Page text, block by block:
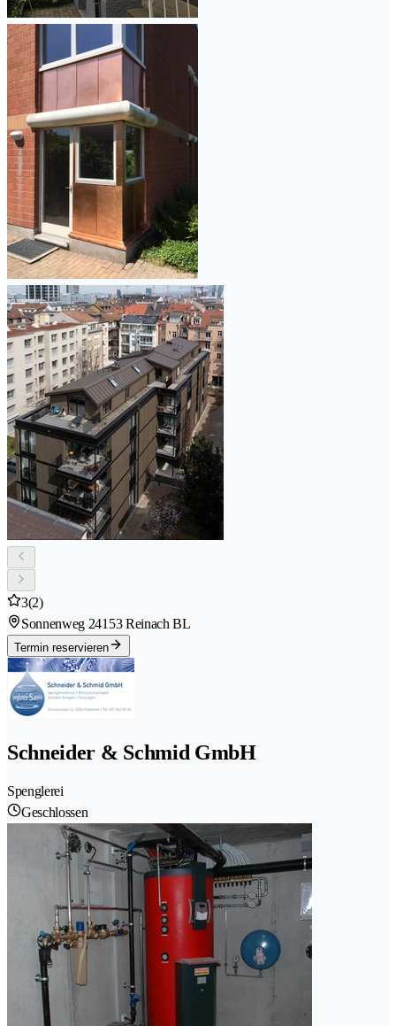
3(2)
Sonnenweg 24153 Reinach BL
Termin reservieren
Schneider & Schmid GmbH
Spenglerei
Geschlossen